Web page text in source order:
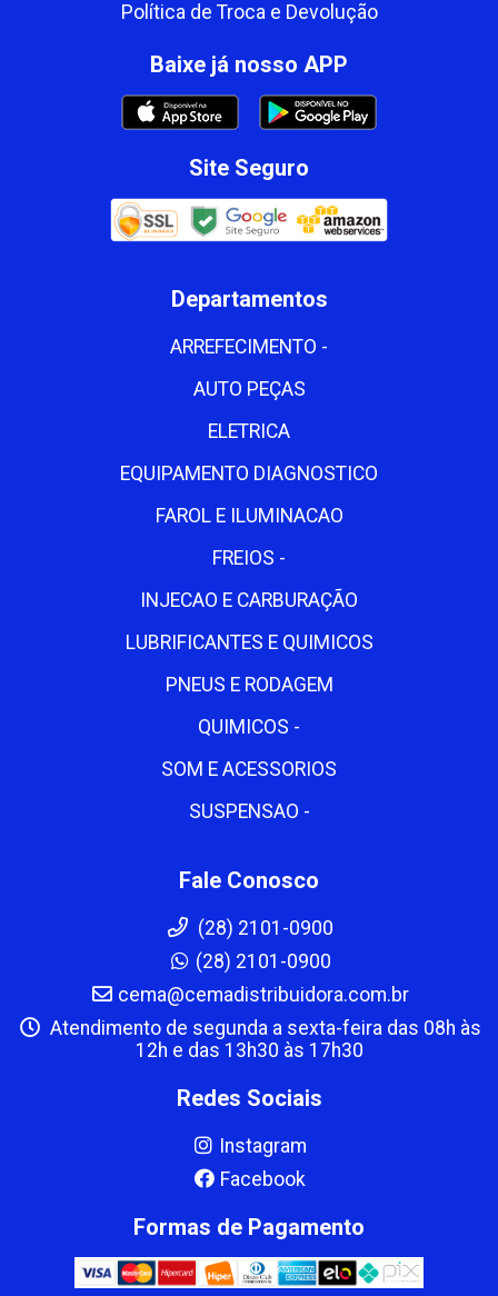
Política de Troca e Devolução
Baixe já nosso APP
Site Seguro
Departamentos
ARREFECIMENTO -
AUTO PEÇAS
ELETRICA
EQUIPAMENTO DIAGNOSTICO
FAROL E ILUMINACAO
FREIOS -
INJECAO E CARBURAÇÃO
LUBRIFICANTES E QUIMICOS
PNEUS E RODAGEM
QUIMICOS -
SOM E ACESSORIOS
SUSPENSAO -
Fale Conosco
(28) 2101-0900
(28) 2101-0900
cema@cemadistribuidora.com.br
Atendimento de segunda a sexta-feira das 08h às
12h e das 13h30 às 17h30
Redes Sociais
Instagram
Facebook
Formas de Pagamento